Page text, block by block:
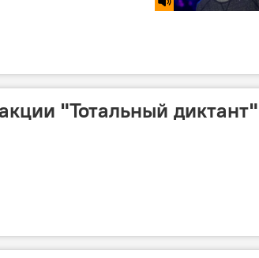
"Тотальный